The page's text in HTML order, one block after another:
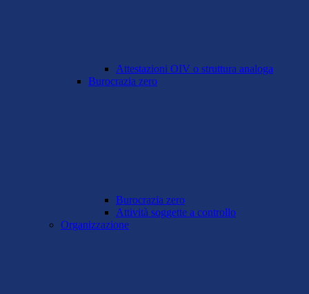
Attestazioni OIV o struttura analoga
Burocrazia zero
Burocrazia zero
Attività soggette a controllo
Organizzazione